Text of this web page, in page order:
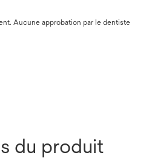
Aucune approbation par le dentiste
du produit